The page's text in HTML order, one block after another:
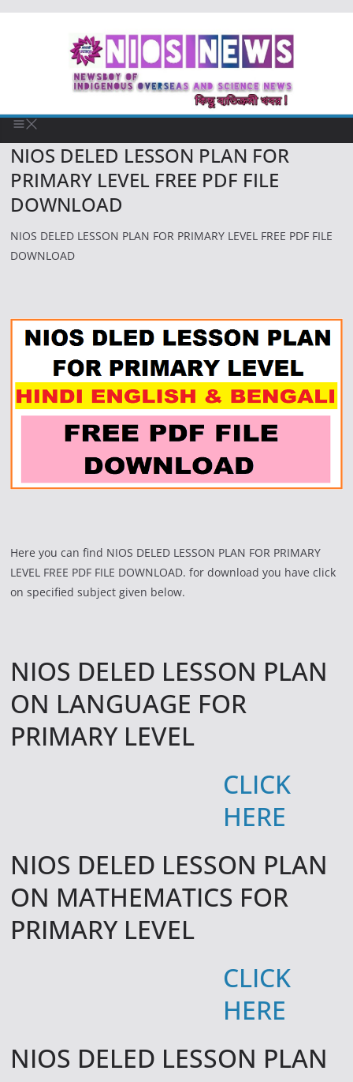
NIOS DELED LESSON PLAN FOR
PRIMARY LEVEL FREE PDF FILE
DOWNLOAD
NIOS DELED LESSON PLAN FOR PRIMARY LEVEL FREE PDF FILE
DOWNLOAD
Here you can find NIOS DELED LESSON PLAN FOR PRIMARY
LEVEL FREE PDF FILE DOWNLOAD. for download you have click
on specified subject given below.
NIOS DELED LESSON PLAN
ON LANGUAGE FOR
PRIMARY LEVEL
CLICK
HERE
NIOS DELED LESSON PLAN
ON MATHEMATICS FOR
PRIMARY LEVEL
CLICK
HERE
NIOS DELED LESSON PLAN